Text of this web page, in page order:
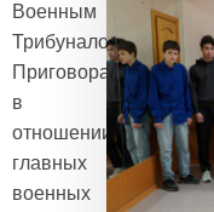
Военным
Трибуналом
Приговора
в
отношении
главных
военных